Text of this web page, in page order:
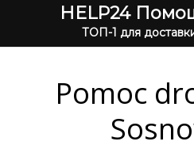
HELP24
ТОП-1 для
Pomoc